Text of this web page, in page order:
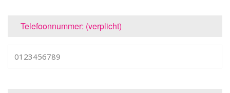
Telefoonnummer: (verplicht)